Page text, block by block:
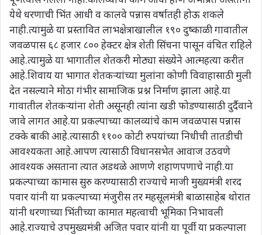
येथे धरणाची भिंत आधी व कालवे पन्नास वर्षातही होऊ शकले
नाही.त्यामुळे या प्रस्तावित लाभक्षेत्राखालील १९० दुष्काळी गावातील
जवळपास ६८ हजार ८०० हेक्टर क्षेत्र शेती सिंचना पासून वंचित राहिले
आहे.त्यामुळे या भागातील शेतकरी मोठ्या संख्येने आत्महत्या करीत
आहे.शिवाय या भागात शेतकऱ्यांच्या मुलांना कोणी विवाहासाठी मुली
देत नसल्याने मोठा गंभीर सामाजिक प्रश्न निर्माण झाला आहे.या
गावातील शेतकऱ्यांना शेती असूनही त्यांना खडी फोडण्यासाठी दुर्दैवाने
जावे लागत आहे.या प्रकल्पाच्या कालव्यांचे काम जवळपास पन्नास
टक्के बाकी आहे.त्यासाठी ११०० कोटी रुपयांच्या निधीची तातडीची
आवश्यकता आहे.आपण त्यासाठी विधानसभेत आवाज उठवणे
आवश्यक असताना त्यात अडथळे आणणे शहाणपणाचे नाही.या
प्रकल्पाच्या कामास सुरु करण्यासाठी राज्याचे माजी मुख्यमंत्री शरद
पवार यांनी या प्रकल्पाच्या मंजुरीस तर महसूलमंत्री बाळासाहेब थोरात
यांनी धरणाच्या भिंतीच्या कामात महत्वाची भूमिका निभावली
आहे.राज्याचे उपमुख्यमंत्री अजित पवार यांनी या पूर्वी या प्रकल्पाला